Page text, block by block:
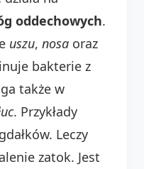
oddechowych.
uszu, nosa oraz
bakterie z
także w
. Przykłady
Leczy
zatok. Jest